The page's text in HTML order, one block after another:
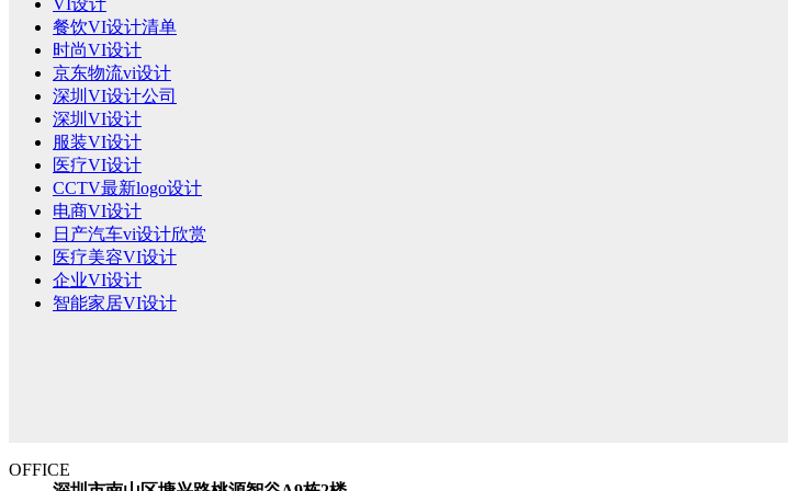
餐饮VI设计清单
时尚VI设计
京东物流vi设计
深圳VI设计公司
深圳VI设计
服装VI设计
医疗VI设计
CCTV最新logo设计
电商VI设计
日产汽车vi设计欣赏
医疗美容VI设计
企业VI设计
智能家居VI设计
OFFICE